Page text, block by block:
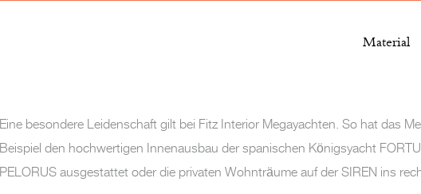
Material
Eine besondere Leidenschaft gilt bei Fitz Interior Megayachten. So hat das
Beispiel den hochwertigen Innenausbau der spanischen Königsyacht
PELORUS ausgestattet oder die privaten Wohnträume auf der SIREN ins